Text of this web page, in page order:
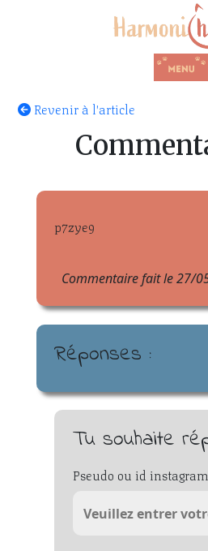
Revenir à l'article
p7zye9
Commentaire fait le 27/
Réponses :
Tu souhaite
Pseudo ou id